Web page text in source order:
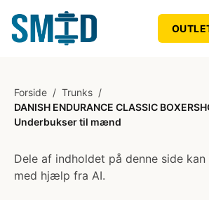
Forside / Trunks /
DANISH ENDURANCE CLASSIC
Underbukser til mænd
Dele af indholdet på denne side
med hjælp fra AI.